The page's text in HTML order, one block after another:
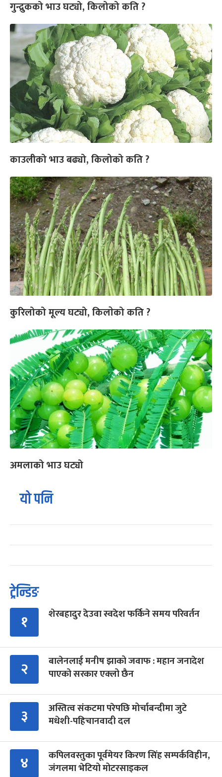
गुन्द्रुकको भाउ घट्यो, किलोको कति ?
काउलीको भाउ बढ्यो, किलोको कति ?
कुरिलोको मूल्य घट्यो, किलाेको कति ?
अमलाको भाउ घट्यो
यो पनि
ट्रेन्डिङ
१ शेरबहादुर देउवा स्वदेश फर्किने समय परिवर्तन
२
बालेनलाई मनीष झाको जवाफ : महान जनादेश
पाएको सरकार एक्लो छैन
३
अस्तित्व संकटमा परेपछि मोर्चाबन्दीमा जुटे
मधेशी-पहिचानवादी दल
४
कपिलवस्तुका पूर्वमेयर किरण सिंह सम्पर्कविहीन,
जंगलमा भेटियो मोटरसाइकल